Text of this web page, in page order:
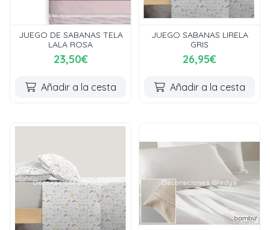
JUEGO DE SABANAS TELA
LALA ROSA
23,50€
Añadir a la cesta
JUEGO SABANAS LIRELA
GRIS
26,95€
Añadir a la cesta